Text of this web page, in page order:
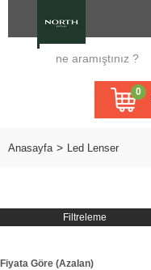
0
Anasayfa Led Lenser
Filtreleme
Fiyata Göre (Azalan)